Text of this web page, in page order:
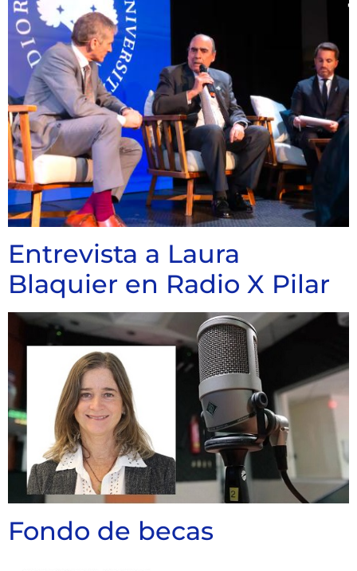
Entrevista a Laura
Blaquier en Radio X Pilar
Fondo de becas